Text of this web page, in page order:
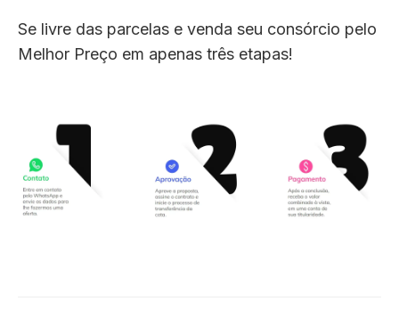
Se livre das parcelas e venda seu consórcio pelo
Melhor Preço em apenas três etapas!